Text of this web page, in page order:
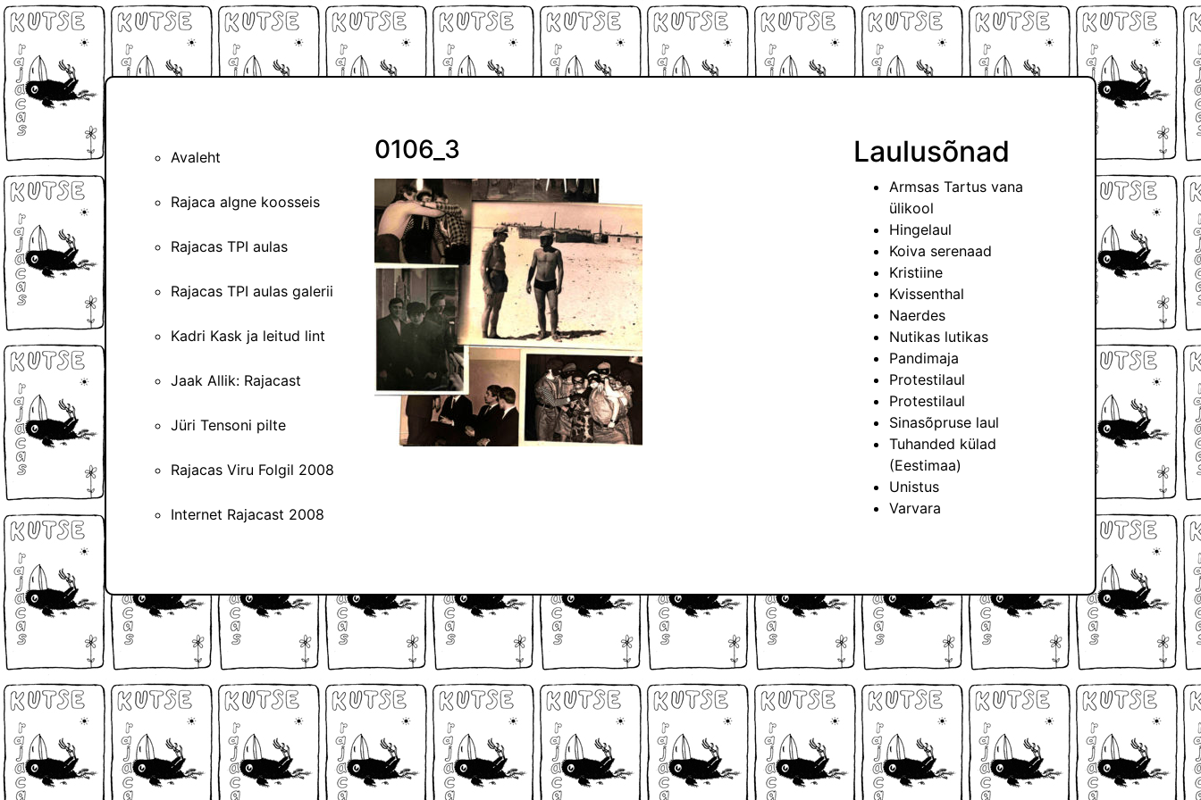
Avaleht
Rajaca algne koosseis
Rajacas TPI aulas
Rajacas TPI aulas galerii
Kadri Kask ja leitud lint
Jaak Allik: Rajacast
Jüri Tensoni pilte
Rajacas Viru Folgil 2008
Internet Rajacast 2008
0106_3 Laulusõnad
Armsas Tartus vana
ülikool
Hingelaul
Koiva serenaad
Kristiine
Kvissenthal
Naerdes
Nutikas lutikas
Pandimaja
Protestilaul
Protestilaul
Sinasõpruse laul
Tuhanded külad
(Eestimaa)
Unistus
Varvara